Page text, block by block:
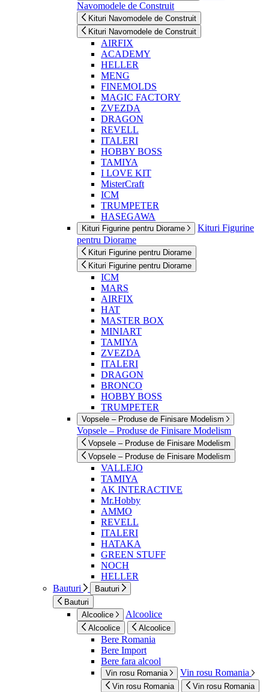
Navomodele de Construit
Kituri Navomodele de Construit
Kituri Navomodele de Construit
AIRFIX
ACADEMY
HELLER
MENG
FINEMOLDS
MAGIC FACTORY
ZVEZDA
DRAGON
REVELL
ITALERI
HOBBY BOSS
TAMIYA
I LOVE KIT
MisterCraft
ICM
TRUMPETER
HASEGAWA
Kituri Figurine pentru Diorame
Kituri Figurine
pentru Diorame
Kituri Figurine pentru Diorame
Kituri Figurine pentru Diorame
ICM
MARS
AIRFIX
HAT
MASTER BOX
MINIART
TAMIYA
ZVEZDA
ITALERI
DRAGON
BRONCO
HOBBY BOSS
TRUMPETER
Vopsele – Produse de Finisare Modelism
Vopsele – Produse de Finisare Modelism
Vopsele – Produse de Finisare Modelism
Vopsele – Produse de Finisare Modelism
VALLEJO
TAMIYA
AK INTERACTIVE
Mr.Hobby
AMMO
REVELL
ITALERI
HATAKA
GREEN STUFF
NOCH
HELLER
Bauturi
Bauturi
Bauturi
Alcoolice
Alcoolice
Alcoolice Alcoolice
Bere Romania
Bere Import
Bere fara alcool
Vin rosu Romania Vin rosu Romania
Vin rosu Romania Vin rosu Romania